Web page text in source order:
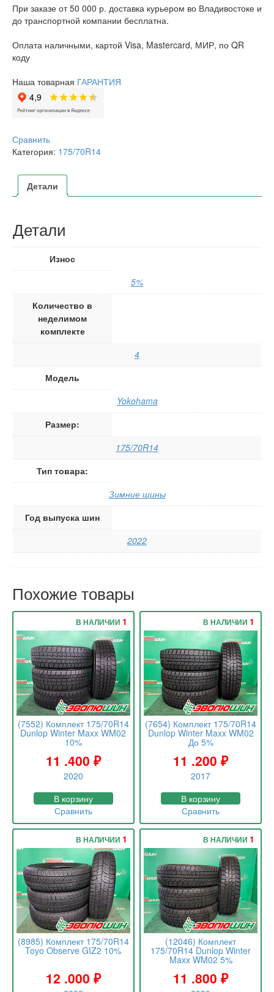
При заказе от 50 000 р. доставка курьером во Владивостоке и
до транспортной компании бесплатна.
Оплата наличными, картой Visa, Mastercard, МИР, по QR
коду
Наша товарная ГАРАНТИЯ
Сравнить
Категория: 175/70R14
Детали
Детали
Износ
5%
Количество в
неделимом
комплекте
4
Модель
Yokohama
Размер:
175/70R14
Тип товара:
Зимние шины
Год выпуска шин
2022
Похожие товары
(7552) Комплект 175/70R14
Dunlop Winter Maxx WM02
10%
11 .400 ₽
2020
В НАЛИЧИИ 1
В корзину
Сравнить
(7654) Комплект 175/70R14
Dunlop Winter Maxx WM02
До 5%
11 .200₽
2017
В НАЛИЧИИ 1
В корзину
Сравнить
(8985) Комплект 175/70R14
Toyo Observe GIZ2 10%
12 .000 ₽
В НАЛИЧИИ 1
(12046) Комплект
175/70R14 Dunlop Winter
Maxx WM02 5%
11 .800₽
В НАЛИЧИИ 1